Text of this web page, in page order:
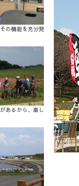
の機能を充分発
あるから、楽し